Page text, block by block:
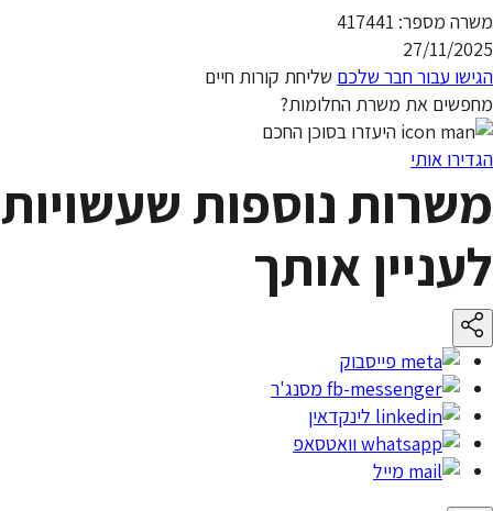
משרה מספר: 417441
27/11/2025
הגישו עבור חבר שלכם שליחת קורות חיים
מחפשים את משרת החלומות?
היעזרו בסוכן החכם
הגדירו אותי
משרות נוספות שעשויות
לעניין אותך
פייסבוק
מסנג'ר
לינקדאין
וואטסאפ
מייל